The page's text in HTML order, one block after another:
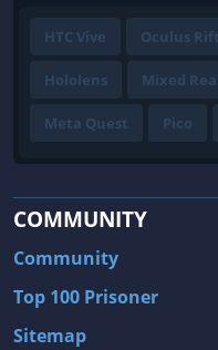
HTC Vive Oculus Rift
Hololens Mixed
Meta Quest Pico
COMMUNITY
Community
Top 100 Prisoner
Sitemap